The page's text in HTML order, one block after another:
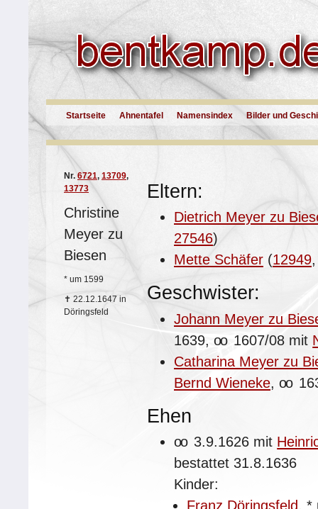
Startseite Ahnentafel Namensindex Bilder und
Nr. 6721, 13709,
13773
Christine
Meyer zu
Biesen
* um 1599
✝ 22.12.1647 in
Döringsfeld
Eltern:
Dietrich Meyer zu
27546)
Mette Schäfer (12949
Geschwister:
Johann Meyer zu
1639, oo 1607/08 mit
Catharina Meyer zu
Bernd Wieneke, oo
Ehen
oo 3.9.1626 mit
bestattet 31.8.1636
Kinder:
Franz Döringsfeld, *